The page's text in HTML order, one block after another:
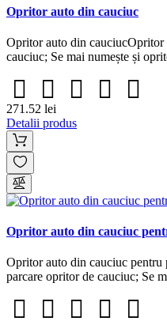
Opritor auto din cauciuc
Opritor auto din
cauciuc; Se mai numește și
271.52 lei
Detalii produs
Opritor auto din cauciuc
Opritor auto din cauciuc
parcare opritor de cauciuc; Se